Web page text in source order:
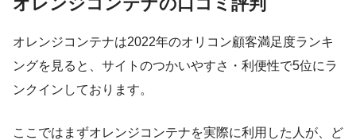
オレンジコンテナは2022年のオリコン顧客満足度ランキ
ングを見ると、サイトのつかいやすさ・利便性で5位にラ
ンクインしております。
ここではまずオレンジコンテナを実際に利用した人が、ど